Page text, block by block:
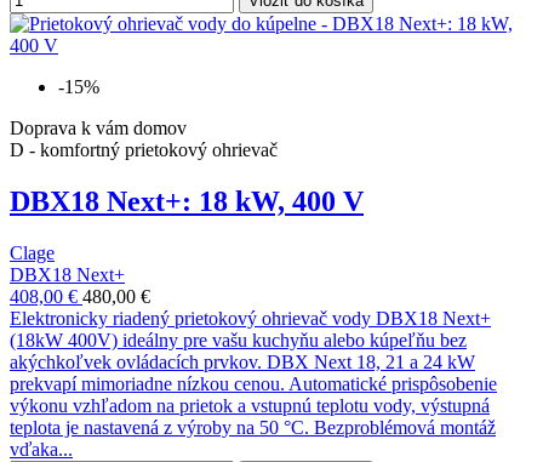
-15%
Doprava k vám domov
D - komfortný prietokový ohrievač
DBX18 Next+: 18 kW, 400 V
Clage
DBX18 Next+
408,00 € 480,00 €
Elektronicky riadený prietokový ohrievač vody DBX18 Next+
(18kW 400V) ideálny pre vašu kuchyňu alebo kúpeľňu bez
akýchkoľvek ovládacích prvkov. DBX Next 18, 21 a 24 kW
prekvapí mimoriadne nízkou cenou. Automatické prispôsobenie
výkonu vzhľadom na prietok a vstupnú teplotu vody, výstupná
teplota je nastavená z výroby na 50 °C. Bezproblémová montáž
vďaka...